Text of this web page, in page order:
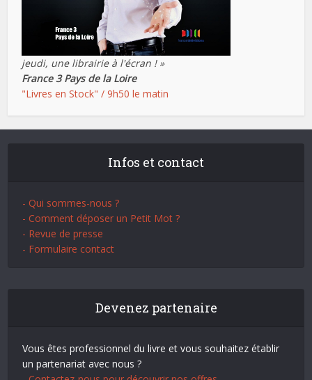
jeudi, une librairie à l'écran ! »
France 3 Pays de la Loire
"Livres en Stock" / 9h50 le matin
Infos et contact
- Qui sommes-nous ?
- Comment déposer un Petit Mot ?
- Revue de presse
- Formulaire contact
Devenez partenaire
Vous êtes professionnel du livre et vous souhaitez établir
un partenariat avec nous ?